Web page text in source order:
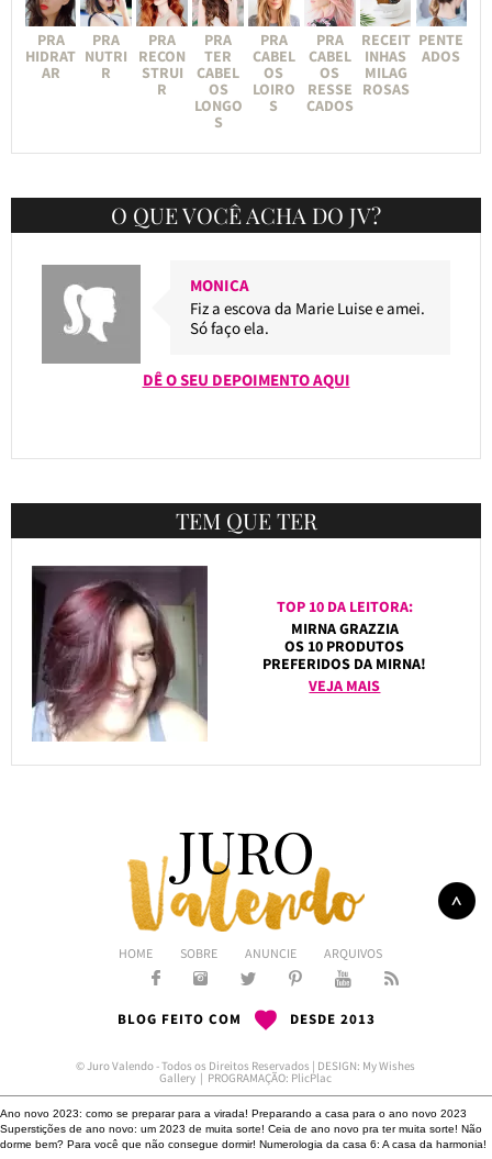
PRA
HIDRAT
AR
PRA
NUTRI
R
PRA
RECON
STRUI
R
PRA
TER
CABEL
OS
LONGO
S
PRA
CABEL
OS
LOIRO
S
PRA
CABEL
OS
RESSE
CADOS
RECEIT
INHAS
MILAG
ROSAS
PENTE
ADOS
O QUE VOCÊ ACHA DO JV?
MONICA
Fiz a escova da Marie Luise e amei.
Só faço ela.
DÊ O SEU DEPOIMENTO AQUI
TEM QUE TER
TOP 10 DA LEITORA:
MIRNA GRAZZIA
OS 10 PRODUTOS
PREFERIDOS DA MIRNA!
VEJA MAIS
HOME SOBRE ANUNCIE ARQUIVOS
BLOG FEITO COM DESDE 2013
© Juro Valendo - Todos os Direitos Reservados | DESIGN: My Wishes
Gallery | PROGRAMAÇÃO: PlicPlac
Ano novo 2023: como se preparar para a virada! Preparando a casa para o ano novo 2023
Superstições de ano novo: um 2023 de muita sorte! Ceia de ano novo pra ter muita sorte! Não
dorme bem? Para você que não consegue dormir! Numerologia da casa 6: A casa da harmonia!